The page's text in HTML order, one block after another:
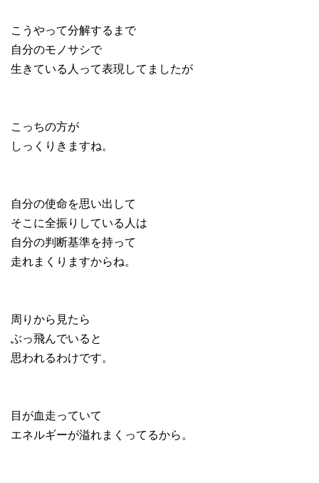
こうやって分解するまで
自分のモノサシで
生きている人って表現してましたが
こっちの方が
しっくりきますね。
自分の使命を思い出して
そこに全振りしている人は
自分の判断基準を持って
走れまくりますからね。
周りから見たら
ぶっ飛んでいると
思われるわけです。
目が血走っていて
エネルギーが溢れまくってるから。